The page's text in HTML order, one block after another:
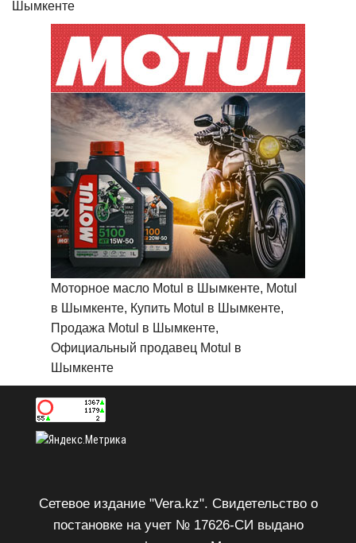
Шымкенте
Моторное масло Motul в Шымкенте, Motul
в Шымкенте, Купить Motul в Шымкенте,
Продажа Motul в Шымкенте,
Официальный продавец Motul в
Шымкенте
Сетевое издание "Vera.kz". Свидетельство о
постановке на учет № 17626-СИ выдано